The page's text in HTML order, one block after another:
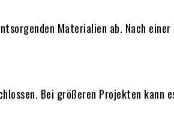
Materialien ab. Nach
Bei größeren Projekten kann